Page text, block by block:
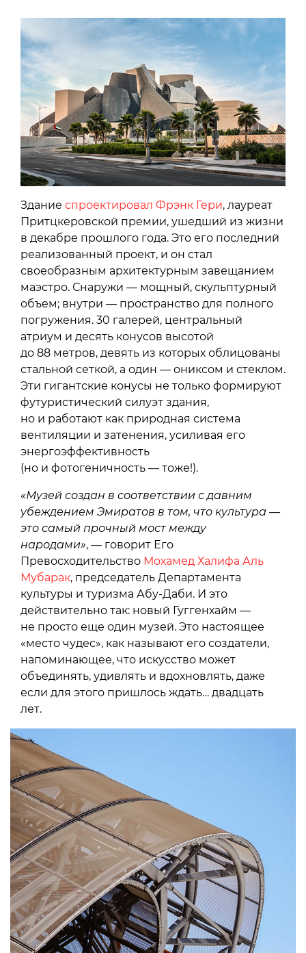
Здание спроектировал Фрэнк Гери, лауреат
Притцкеровской премии, ушедший из жизни
в декабре прошлого года. Это его последний
реализованный проект, и он стал
своеобразным архитектурным завещанием
маэстро. Снаружи — мощный, скульптурный
объем; внутри — пространство для полного
погружения. 30 галерей, центральный
атриум и десять конусов высотой
до 88 метров, девять из которых облицованы
стальной сеткой, а один — ониксом и стеклом.
Эти гигантские конусы не только формируют
футуристический силуэт здания,
но и работают как природная система
вентиляции и затенения, усиливая его
энергоэффективность
(но и фотогеничность — тоже!).
«Музей создан в соответствии с давним
убеждением Эмиратов в том, что культура —
это самый прочный мост между
народами», — говорит Его
Превосходительство Мохамед Халифа Аль
Мубарак, председатель Департамента
культуры и туризма Абу-Даби. И это
действительно так: новый Гуггенхайм —
не просто еще один музей. Это настоящее
«место чудес», как называют его создатели,
напоминающее, что искусство может
объединять, удивлять и вдохновлять, даже
если для этого пришлось ждать… двадцать
лет.